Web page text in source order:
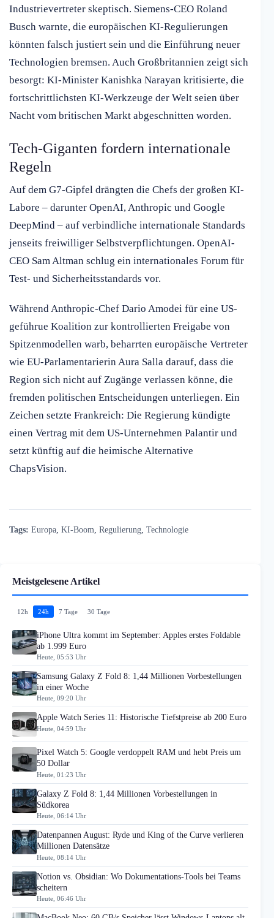
Industrievertreter skeptisch. Siemens-CEO Roland
Busch warnte, die europäischen KI-Regulierungen
könnten falsch justiert sein und die Einführung neuer
Technologien bremsen. Auch Großbritannien zeigt sich
besorgt: KI-Minister Kanishka Narayan kritisierte, die
fortschrittlichsten KI-Werkzeuge der Welt seien über
Nacht vom britischen Markt abgeschnitten worden.
Tech-Giganten fordern internationale
Regeln
Auf dem G7-Gipfel drängten die Chefs der großen KI-
Labore – darunter OpenAI, Anthropic und Google
DeepMind – auf verbindliche internationale Standards
jenseits freiwilliger Selbstverpflichtungen. OpenAI-
CEO Sam Altman schlug ein internationales Forum für
Test- und Sicherheitsstandards vor.
Während Anthropic-Chef Dario Amodei für eine US-
geführue Koalition zur kontrollierten Freigabe von
Spitzenmodellen warb, beharrten europäische Vertreter
wie EU-Parlamentarierin Aura Salla darauf, dass die
Region sich nicht auf Zugänge verlassen könne, die
fremden politischen Entscheidungen unterliegen. Ein
Zeichen setzte Frankreich: Die Regierung kündigte
einen Vertrag mit dem US-Unternehmen Palantir und
setzt künftig auf die heimische Alternative
ChapsVision.
Tags: Europa KI-Boom Regulierung Technologie
Meistgelesene Artikel
12h 24h 7 Tage 30 Tage
iPhone Ultra kommt im September: Apples erstes Foldable
ab 1.999 Euro
Heute, 05:53 Uhr
Samsung Galaxy Z Fold 8: 1,44 Millionen Vorbestellungen
in einer Woche
Heute, 09:20 Uhr
Apple Watch Series 11: Historische Tiefstpreise ab 200 Euro
Heute, 04:59 Uhr
Pixel Watch 5: Google verdoppelt RAM und hebt Preis um
50 Dollar
Heute, 01:23 Uhr
Galaxy Z Fold 8: 1,44 Millionen Vorbestellungen in
Südkorea
Heute, 06:14 Uhr
Datenpannen August: Ryde und King of the Curve verlieren
Millionen Datensätze
Heute, 08:14 Uhr
Notion vs. Obsidian: Wo Dokumentations-Tools bei Teams
scheitern
Heute, 06:46 Uhr